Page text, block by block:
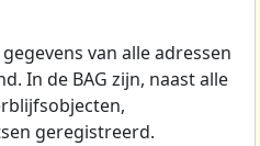
van alle adressen
In de BAG zijn, naast alle
geregistreerd.